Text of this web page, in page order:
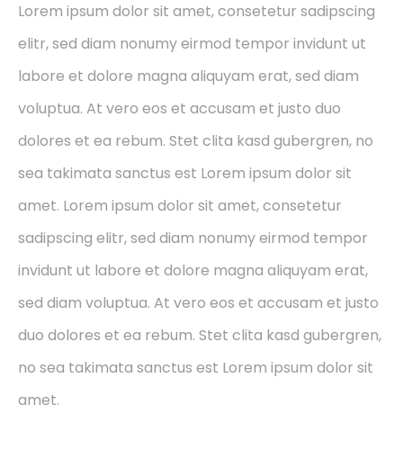
Lorem ipsum dolor sit amet, consetetur sadipscing
elitr, sed diam nonumy eirmod tempor invidunt ut
labore et dolore magna aliquyam erat, sed diam
voluptua. At vero eos et accusam et justo duo
dolores et ea rebum. Stet clita kasd gubergren, no
sea takimata sanctus est Lorem ipsum dolor sit
amet. Lorem ipsum dolor sit amet, consetetur
sadipscing elitr, sed diam nonumy eirmod tempor
invidunt ut labore et dolore magna aliquyam erat,
sed diam voluptua. At vero eos et accusam et justo
duo dolores et ea rebum. Stet clita kasd gubergren,
no sea takimata sanctus est Lorem ipsum dolor sit
amet.